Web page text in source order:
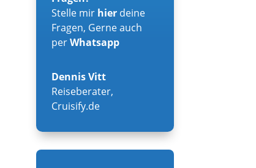
Stelle mir hier deine
Fragen, Gerne auch
perWhatsapp
Dennis Vitt
Reiseberater,
Cruisify.de